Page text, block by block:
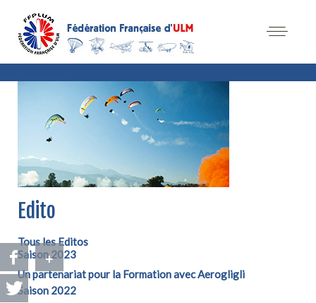
Edito
Tous les Editos
Saison 2023
Un partenariat pour la Formation avec Aerogligli
Saison 2022
+